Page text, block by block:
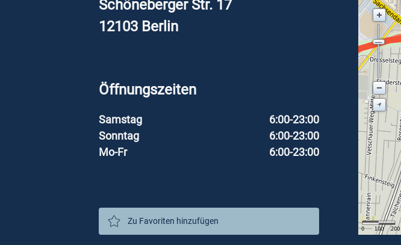
Schöneberger Str. 17
12103 Berlin
Öffnungszeiten
Samstag
6:00-23:00
Sonntag
6:00-23:00
Mo-Fr
6:00-23:00
Zu Favoriten hinzufügen